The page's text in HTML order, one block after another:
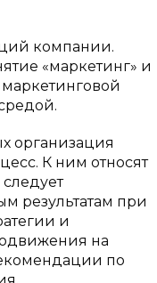
компании.
«маркетинг» и
организация
К ним относят
результатам при
и
на
по